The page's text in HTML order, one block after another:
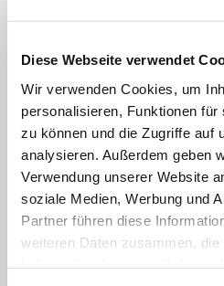
Diese Webseite verwendet
Wir verwenden Cookies, um
personalisieren, Funktionen
zu können und die Zugriffe auf
analysieren. Außerdem geben
Verwendung unserer Website
soziale Medien, Werbung und
Partner führen diese
weiteren Daten zusammen,
Anmelden Abmelden